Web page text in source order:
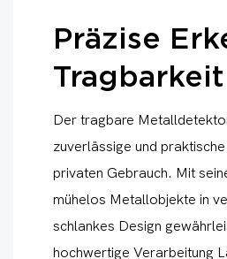
Präzise
Tragbarkeit
Der tragbare
zuverlässige und
privaten Gebrauch. Mit
mühelos Metallobjekte in
schlankes Design
hochwertige Verarbeitung